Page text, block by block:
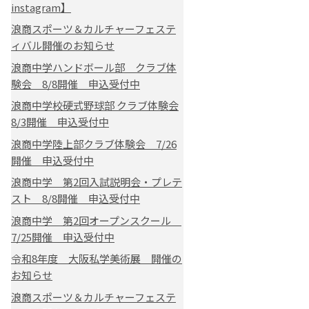
instagram】
浪商スポーツ＆カルチャーフェステ
ィバル開催のお知らせ
浪商中学ハンドボール部 クラブ体
験会 8/8開催 申込受付中
浪商中学校硬式野球部 クラブ体験会
8/3開催 申込受付中
浪商中学陸上部クラブ体験会 7/26
開催 申込受付中
浪商中学 第2回入試説明会・プレテ
スト 8/8開催 申込受付中
浪商中学 第2回オープンスクール
7/25開催 申込受付中
令和8年度 大阪私学美術展 開催の
お知らせ
浪商スポーツ＆カルチャーフェステ